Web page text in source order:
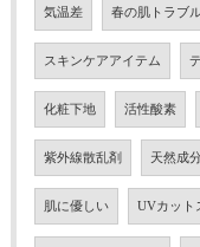
気温差 春の肌トラブ
スキンケアアイテム
化粧下地 活性酸素
紫外線散乱剤 天然成
肌に優しい UVカット